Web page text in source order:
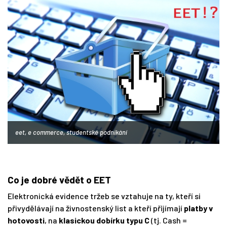
eet, e commerce, studentské podnikání
Co je dobré vědět o EET
Elektronická evidence tržeb se vztahuje na ty, kteří si
přivydělávají na živnostenský list a kteří přijímají platby v
hotovosti, na klasickou dobírku typu C(tj. Cash =